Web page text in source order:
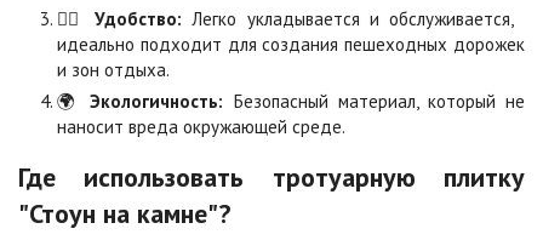
Сахара
1 040 ₽/м
Серая
1 040 ₽/м2
1 040 ₽
🚶‍♂️ Удобство: Легко укладывается и обслуживается,
идеально подходит для создания пешеходных дорожек
и зон отдыха.
🌍Экологичность: Безопасный материал, который не
наносит вреда окружающей среде.
Где использовать тротуарную плитку
"Стоун на камне"?